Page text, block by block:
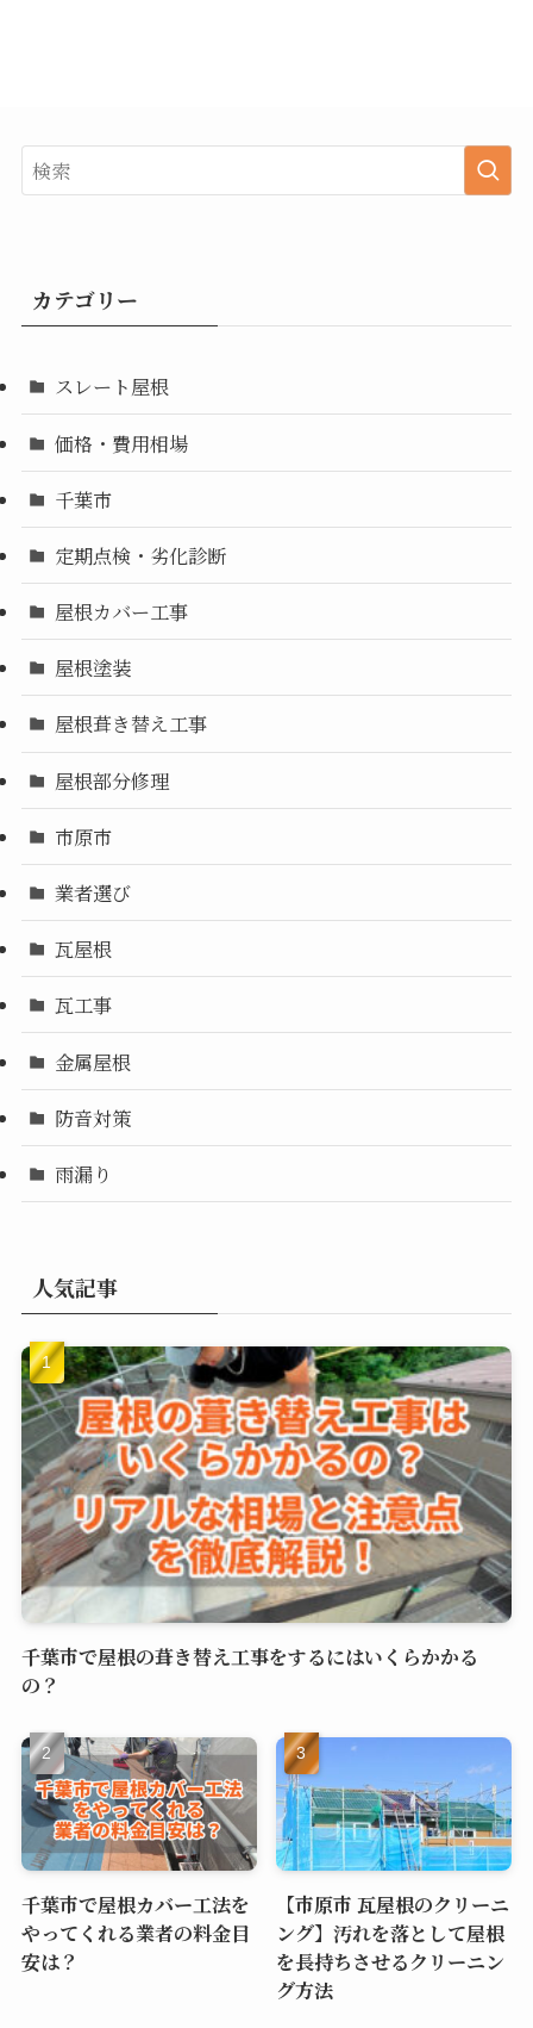
カテゴリー
スレート屋根
価格・費用相場
千葉市
定期点検・劣化診断
屋根カバー工事
屋根塗装
屋根葺き替え工事
屋根部分修理
市原市
業者選び
瓦屋根
瓦工事
金属屋根
防音対策
雨漏り
人気記事
千葉市で屋根の葺き替え工事をするにはいくらかかる
の？
千葉市で屋根カバー工法を
やってくれる業者の料金目
安は？
【市原市 瓦屋根のクリーニ
ング】汚れを落として屋根
を長持ちさせるクリーニン
グ方法